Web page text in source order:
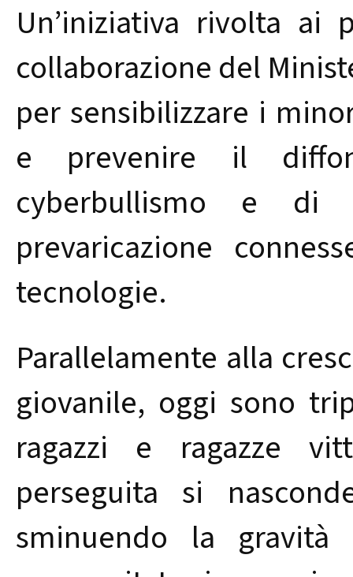
Un’iniziativa rivolta ai
collaborazione del
per sensibilizzare i
e prevenire il
cyberbullismo e
prevaricazione
tecnologie.
Parallelamente alla
giovanile, oggi sono
ragazzi e ragazze
perseguita si
sminuendo la